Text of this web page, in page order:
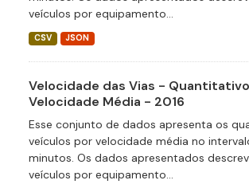
veículos por equipamento...
CSV JSON
Velocidade das Vias -
Velocidade Média - 2016
Esse conjunto de dados apresenta os
veículos por velocidade média no
minutos. Os dados apresentados
veículos por equipamento...